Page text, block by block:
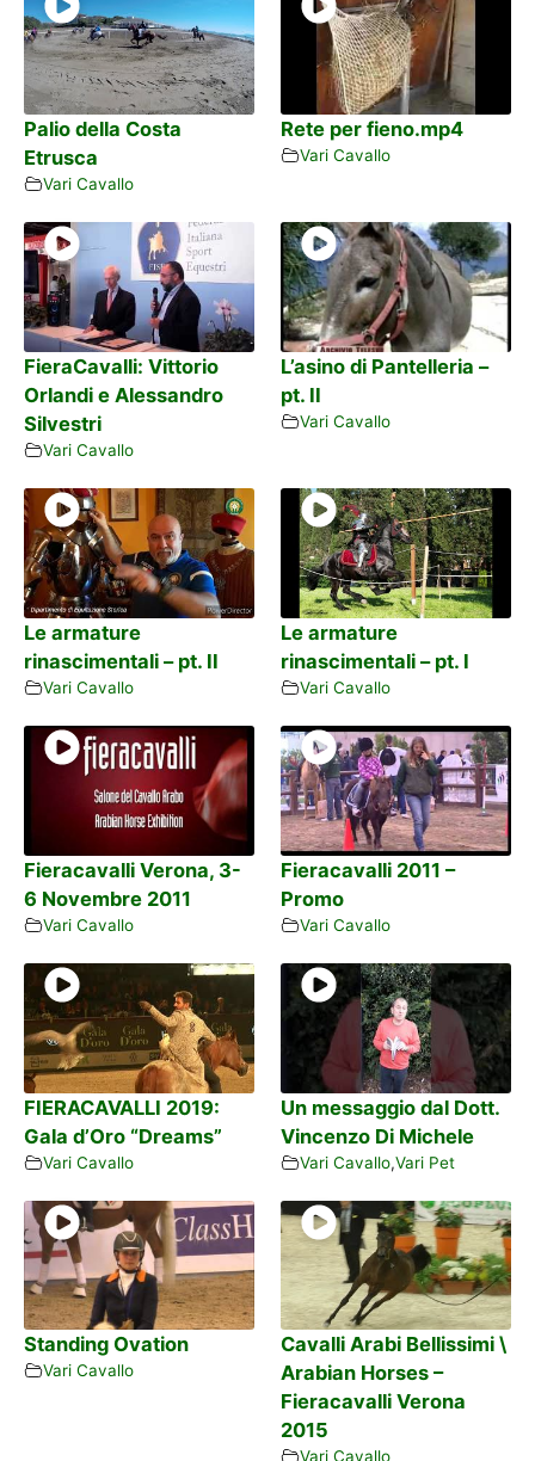
Palio della Costa
Etrusca
Vari Cavallo
Rete per fieno.mp4
Vari Cavallo
FieraCavalli: Vittorio
Orlandi e Alessandro
Silvestri
Vari Cavallo
L’asino di Pantelleria –
pt. II
Vari Cavallo
Le armature
rinascimentali – pt. II
Vari Cavallo
Le armature
rinascimentali – pt. I
Vari Cavallo
Fieracavalli Verona, 3-
6 Novembre 2011
Vari Cavallo
Fieracavalli 2011 –
Promo
Vari Cavallo
FIERACAVALLI 2019:
Gala d’Oro “Dreams”
Vari Cavallo
Un messaggio dal Dott.
Vincenzo Di Michele
Vari Cavallo,Vari Pet
Standing Ovation
Vari Cavallo
Cavalli Arabi Bellissimi \
Arabian Horses –
Fieracavalli Verona
2015
Vari Cavallo